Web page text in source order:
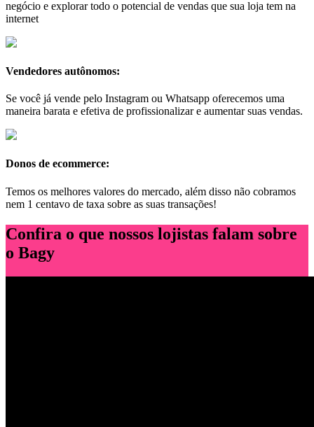
negócio e explorar todo o potencial de vendas que sua loja tem na
internet
Vendedores autônomos:
Se você já vende pelo Instagram ou Whatsapp oferecemos uma
maneira barata e efetiva de profissionalizar e aumentar suas vendas.
Donos de ecommerce:
Temos os melhores valores do mercado, além disso não cobramos
nem 1 centavo de taxa sobre as suas transações!
Confira o que nossos lojistas falam sobre
o Bagy